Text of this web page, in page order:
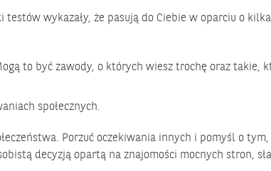
wykazały, że pasują do Ciebie w oparciu o
to być zawody, o których wiesz trochę oraz takie,
społecznych.
Porzuć oczekiwania innych i pomyśl o tym,
decyzją opartą na znajomości mocnych stron,